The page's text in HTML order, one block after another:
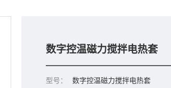
数字控温磁力搅拌电热套
型号：
数字控温磁力搅拌电热套